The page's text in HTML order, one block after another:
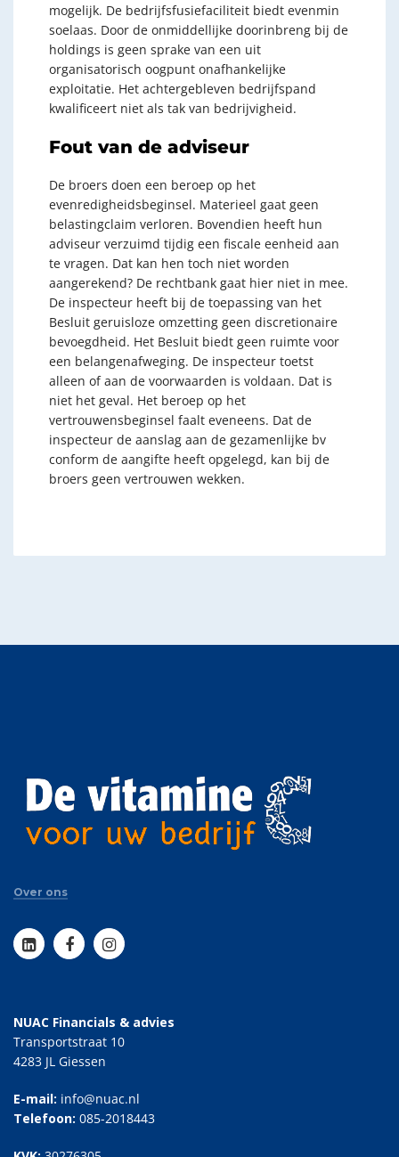
mogelijk. De bedrijfsfusiefaciliteit biedt evenmin
soelaas. Door de onmiddellijke doorinbreng bij de
holdings is geen sprake van een uit
organisatorisch oogpunt onafhankelijke
exploitatie. Het achtergebleven bedrijfspand
kwalificeert niet als tak van bedrijvigheid.
Fout van de adviseur
De broers doen een beroep op het
evenredigheidsbeginsel. Materieel gaat geen
belastingclaim verloren. Bovendien heeft hun
adviseur verzuimd tijdig een fiscale eenheid aan
te vragen. Dat kan hen toch niet worden
aangerekend? De rechtbank gaat hier niet in mee.
De inspecteur heeft bij de toepassing van het
Besluit geruisloze omzetting geen discretionaire
bevoegdheid. Het Besluit biedt geen ruimte voor
een belangenafweging. De inspecteur toetst
alleen of aan de voorwaarden is voldaan. Dat is
niet het geval. Het beroep op het
vertrouwensbeginsel faalt eveneens. Dat de
inspecteur de aanslag aan de gezamenlijke bv
conform de aangifte heeft opgelegd, kan bij de
broers geen vertrouwen wekken.
Over ons
NUAC Financials & advies
Transportstraat 10
4283 JL Giessen
E-mail: info@nuac.nl
Telefoon: 085-2018443